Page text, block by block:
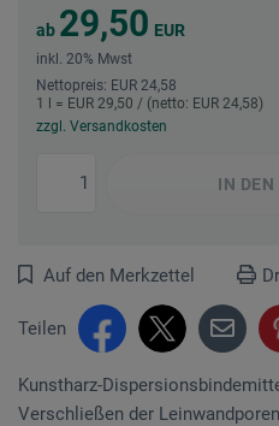
ab 29,50 EUR
inkl. 20% Mwst
Nettopreis: EUR 24,58
1 l = EUR 29,50 / (netto: EUR 24,58)
zzgl. Versandkosten
IN DEN
Auf den Merkzettel
Teilen
Kunstharz-
Verschließen der